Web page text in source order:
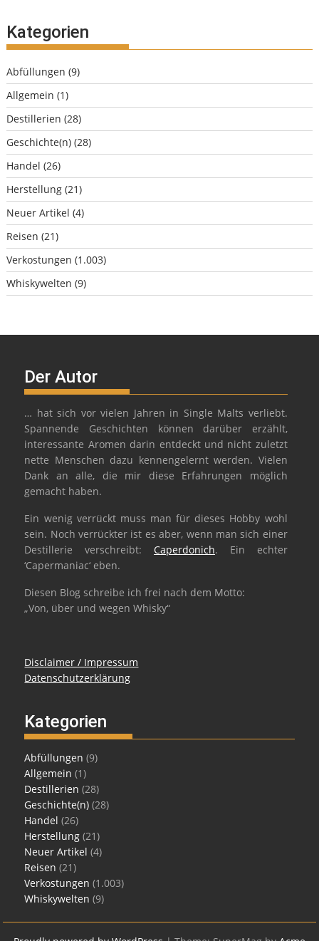
Kategorien
Abfüllungen (9)
Allgemein (1)
Destillerien (28)
Geschichte(n) (28)
Handel (26)
Herstellung (21)
Neuer Artikel (4)
Reisen (21)
Verkostungen (1.003)
Whiskywelten (9)
Der Autor
… hat sich vor vielen Jahren in Single Malts verliebt.
Spannende Geschichten können darüber erzählt,
interessante Aromen darin entdeckt und nicht zuletzt
nette Menschen dazu kennengelernt werden. Vielen
Dank an alle, die mir diese Erfahrungen möglich
gemacht haben.
Ein wenig verrückt muss man für dieses Hobby wohl
sein. Noch verrückter ist es aber, wenn man sich einer
Destillerie verschreibt: Caperdonich. Ein echter
‘Capermaniac‘ eben.
Diesen Blog schreibe ich frei nach dem Motto:
„Von, über und wegen Whisky“
Disclaimer / Impressum
Datenschutzerklärung
Kategorien
Abfüllungen (9)
Allgemein (1)
Destillerien (28)
Geschichte(n) (28)
Handel (26)
Herstellung (21)
Neuer Artikel (4)
Reisen (21)
Verkostungen (1.003)
Whiskywelten (9)